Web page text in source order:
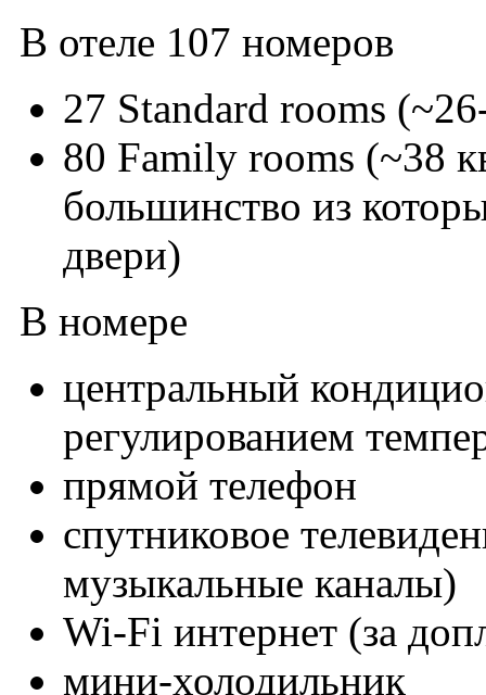
В отеле 107 номеров
27 Standard rooms
80 Family rooms (~38
большинство из
двери)
В номере
центральный
регулированием
прямой телефон
спутниковое
музыкальные каналы)
Wi-Fi интернет (за
мини-холодильник